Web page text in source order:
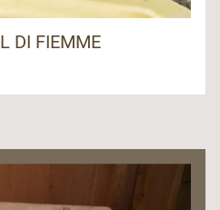
DI FIEMME